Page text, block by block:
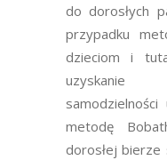
do dorosłych
przypadku
dzieciom i
uzyskanie
metodę
dorosłej